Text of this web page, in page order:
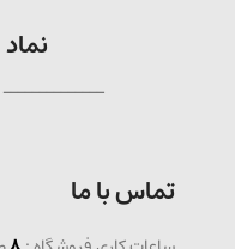
تماس با ما